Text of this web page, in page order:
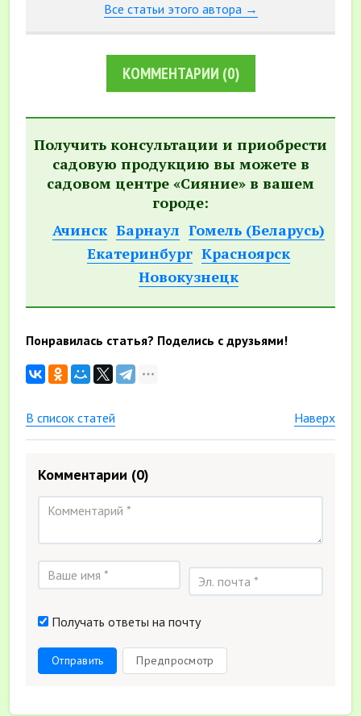
Все статьи этого автора →
КОММЕНТАРИИ (0)
Получить консультации и приобрести
садовую продукцию вы можете в
садовом центре «Сияние» в вашем
городе:
Ачинск Барнаул Гомель (Беларусь)
Екатеринбург Красноярск
Новокузнецк
Понравилась статья? Поделись с друзьями!
В список статей Наверх
Комментарии (0)
Получать ответы на почту
Отправить Предпросмотр